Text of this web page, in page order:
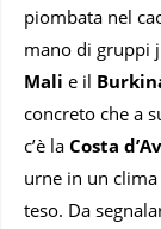
piombata nel
mano di gruppi
Mali e il
concreto che a
c’è la Costa
urne in un
teso. Da